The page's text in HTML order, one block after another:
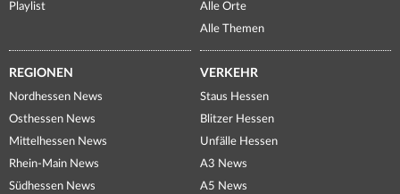
Playlist
Alle Orte
Alle Themen
REGIONEN
Nordhessen News
Osthessen News
Mittelhessen News
Rhein-Main News
Südhessen News
VERKEHR
Staus Hessen
Blitzer Hessen
Unfälle Hessen
A3 News
A5 News